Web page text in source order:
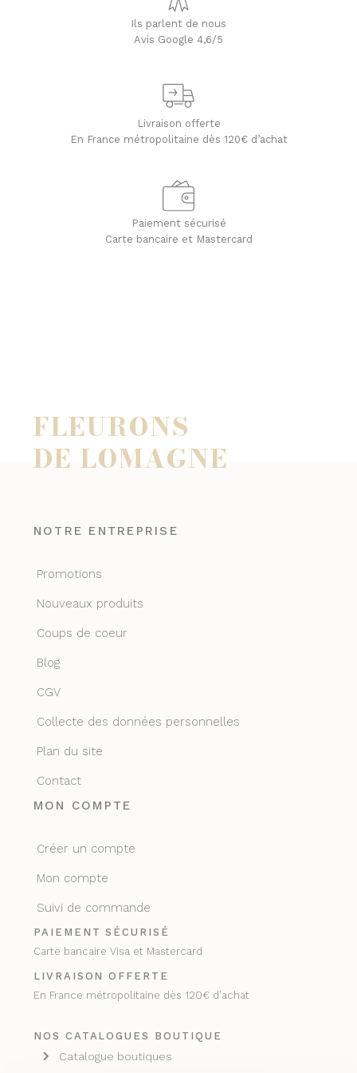
Ils parlent de nous
Avis Google 4,6/5
Livraison offerte
En France métropolitaine dès 120€ d’achat
Paiement sécurisé
Carte bancaire et Mastercard
FLEURONS
DE LOMAGNE
NOTRE ENTREPRISE
Promotions
Nouveaux produits
Coups de coeur
Blog
CGV
Collecte des données personnelles
Plan du site
Contact
MON COMPTE
Créer un compte
Mon compte
Suivi de commande
PAIEMENT SÉCURISÉ
Carte bancaire Visa et Mastercard
LIVRAISON OFFERTE
En France métropolitaine dès 120€ d’achat
NOS CATALOGUES BOUTIQUE
Catalogue boutiques